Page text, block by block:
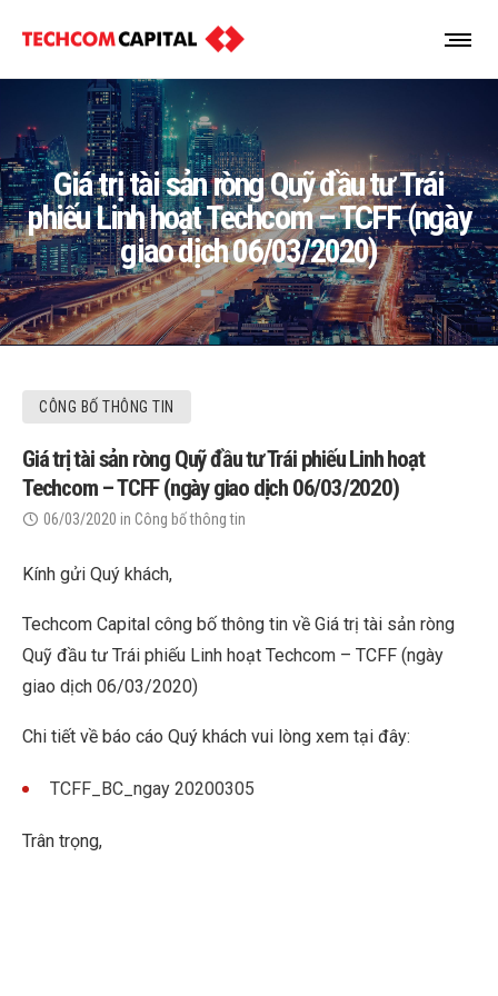
Giá trị tài sản ròng Quỹ đầu tư Trái
phiếu Linh hoạt Techcom – TCFF (ngày
giao dịch 06/03/2020)
CÔNG BỐ THÔNG TIN
Giá trị tài sản ròng Quỹ đầu tư Trái phiếu Linh hoạt
Techcom – TCFF (ngày giao dịch 06/03/2020)
06/03/2020 in Công bố thông tin
Kính gửi Quý khách,
Techcom Capital công bố thông tin về Giá trị tài sản ròng
Quỹ đầu tư Trái phiếu Linh hoạt Techcom – TCFF (ngày
giao dịch 06/03/2020)
Chi tiết về báo cáo Quý khách vui lòng xem tại đây:
TCFF_BC_ngay 20200305
Trân trọng,